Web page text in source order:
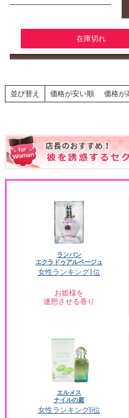
在庫切れ
並び替え 価格が安い順 価格が
ランバン
エクラドゥアルページュ
女性ランキング1位
お姫様を
連想させる香り
エルメス
ナイルの庭
女性ランキング6位